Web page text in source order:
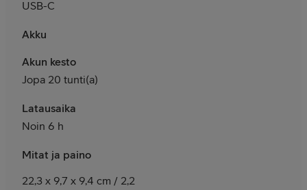
USB-C
Akku
Akun kesto
Jopa 20 tunti(a)
Latausaika
Noin 6 h
Mitat ja paino
22,3 x 9,7 x 9,4 cm / 2,2